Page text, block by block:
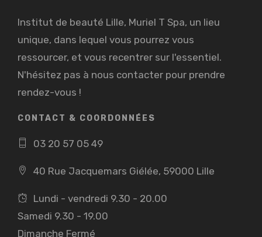
Institut de beauté Lille, Muriel T Spa, un lieu
unique, dans lequel vous pourrez vous
ressourcer, et vous recentrer sur l'essentiel.
N'hésitez pas à nous contacter pour prendre
rendez-vous !
CONTACT & COORDONNÉES
03 20 57 05 49
40 Rue Jacquemars Giélée, 59000 Lille
Lundi - vendredi 9.30 - 20.00
Samedi 9.30 - 19.00
Dimanche Fermé